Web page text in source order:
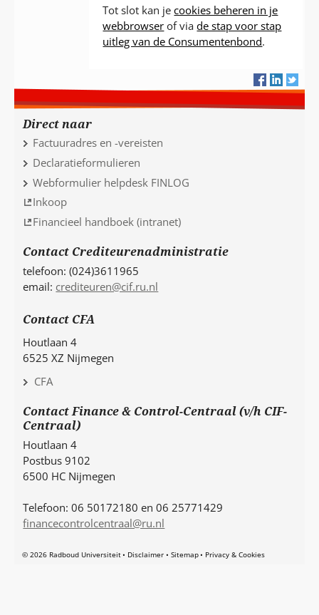
Tot slot kan jecookies beheren in je
webbrowser of viade stap voor stap
uitleg van de Consumentenbond.
Direct naar
Factuuradres en -vereisten
Declaratieformulieren
Webformulier helpdesk FINLOG
Inkoop
Financieel handboek (intranet)
Contact Crediteurenadministratie
telefoon: (024)3611965
email: crediteuren@cif.ru.nl
Contact CFA
Houtlaan 4
6525 XZ Nijmegen
CFA
Contact Finance & Control-Centraal (v/h CIF-
Centraal)
Houtlaan 4
Postbus 9102
6500 HC Nijmegen
Telefoon: 06 50172180 en 06 25771429
financecontrolcentraal@ru.nl
© 2026 Radboud Universiteit Disclaimer Sitemap Privacy & Cookies